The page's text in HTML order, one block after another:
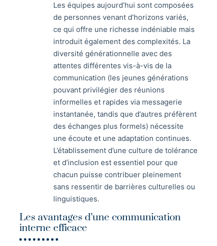
Les équipes aujourd’hui sont composées
de personnes venant d’horizons variés,
ce qui offre une richesse indéniable mais
introduit également des complexités. La
diversité générationnelle avec des
attentes différentes vis-à-vis de la
communication (les jeunes générations
pouvant privilégier des réunions
informelles et rapides via messagerie
instantanée, tandis que d’autres préfèrent
des échanges plus formels) nécessite
une écoute et une adaptation continues.
L’établissement d’une culture de tolérance
et d’inclusion est essentiel pour que
chacun puisse contribuer pleinement
sans ressentir de barrières culturelles ou
linguistiques.
Les avantages d’une communication
interne efficace